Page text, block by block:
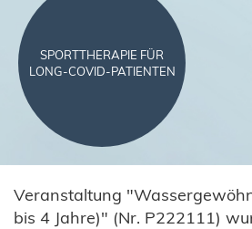
SPORTTHERAPIE FÜR
LONG-COVID-PATIENTEN
Veranstaltung
bis 4 Jahre)" (Nr. P222111)